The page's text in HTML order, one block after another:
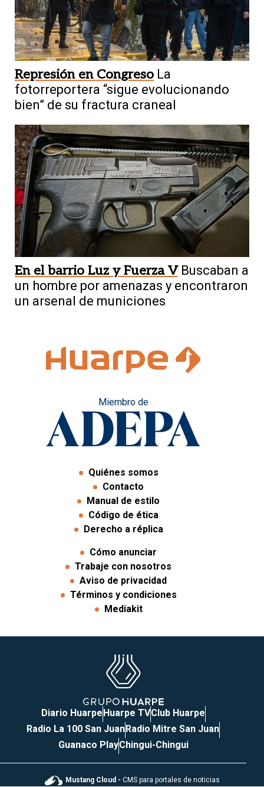
Represión en Congreso La
fotorreportera “sigue evolucionando
bien” de su fractura craneal
En el barrio Luz y Fuerza V Buscaban a
un hombre por amenazas y encontraron
un arsenal de municiones
Miembro de
Quiénes somos
Contacto
Manual de estilo
Código de ética
Derecho a réplica
Cómo anunciar
Trabaje con nosotros
Aviso de privacidad
Términos y condiciones
Mediakit
Diario HuarpeHuarpe TVClub Huarpe
Radio La 100 San JuanRadio Mitre San Juan
Guanaco PlayChingui-Chingui
Mustang Cloud - CMS para portales de noticias